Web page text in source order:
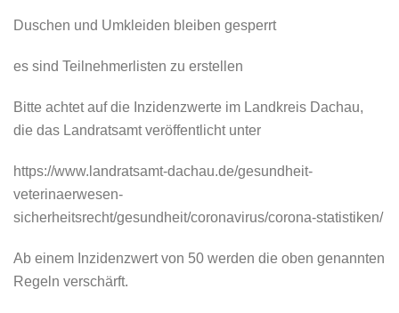
Duschen und Umkleiden bleiben gesperrt
es sind Teilnehmerlisten zu erstellen
Bitte achtet auf die Inzidenzwerte im Landkreis Dachau,
die das Landratsamt veröffentlicht unter
https://www.landratsamt-dachau.de/gesundheit-
veterinaerwesen-
sicherheitsrecht/gesundheit/coronavirus/corona-statistiken/
Ab einem Inzidenzwert von 50 werden die oben genannten
Regeln verschärft.